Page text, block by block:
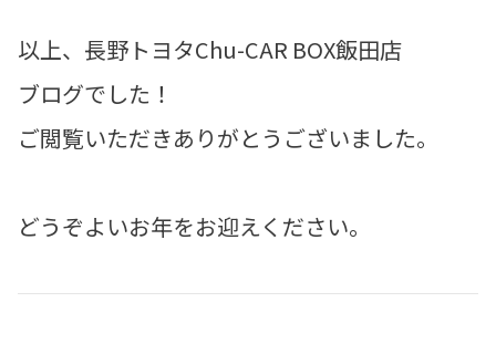
以上、長野トヨタChu-CAR BOX飯田店
ブログでした！
ご閲覧いただきありがとうございました。
どうぞよいお年をお迎えください。